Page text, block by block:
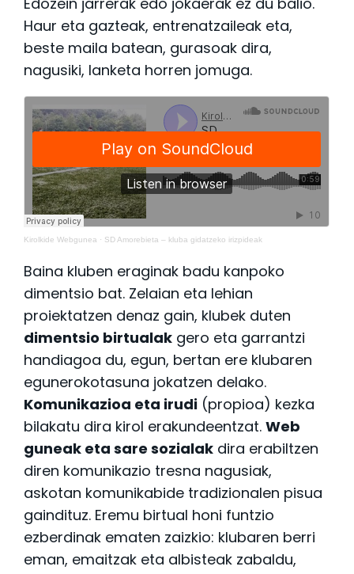
Haur eta gazteak, entrenatzaileak eta,
beste maila batean, gurasoak dira,
nagusiki, lanketa horren jomuga.
Kirolkide Webgunea · SD Amorebieta – kluba gidatzeko irizpideak
Baina kluben eraginak badu kanpoko
dimentsio bat. Zelaian eta lehian
proiektatzen denaz gain, klubek duten
dimentsio birtualak gero eta garrantzi
handiagoa du, egun, bertan ere klubaren
egunerokotasuna jokatzen delako.
Komunikazioa eta irudi (propioa) kezka
bilakatu dira kirol erakundeentzat.Web
guneak eta sare sozialak dira erabiltzen
diren komunikazio tresna nagusiak,
askotan komunikabide tradizionalen pisua
gaindituz. Eremu birtual honi funtzio
ezberdinak ematen zaizkio: klubaren berri
eman, emaitzak eta albisteak zabaldu,